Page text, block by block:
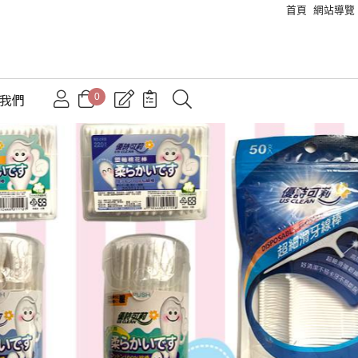
首頁 網站導覽
0
們